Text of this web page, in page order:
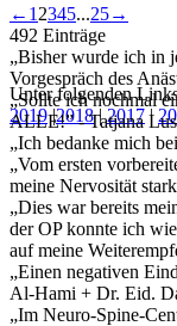
Unter folgenden
2019|2018|2017|
Guestbook
list
navigation
← 1 2345...25→
492 Einträge
„Bisher wurde ich in
Vorgespräch des
„Sollte ich nochmal
ALLE!” - Tatjana
„Ich bedanke mich
„Vom ersten
meine Nervosität
„Dies war bereits
der OP konnte ich
auf meine
„Einen negativen
Al-Hami + Dr. Eid.
„Im Neuro-Spine-